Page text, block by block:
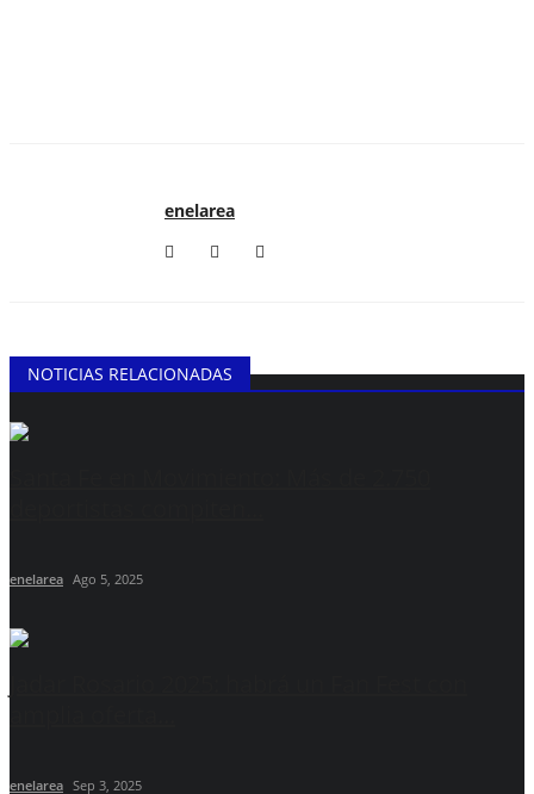
enelarea
NOTICIAS RELACIONADAS
enelarea Ago 5, 2025
enelarea Sep 3, 2025